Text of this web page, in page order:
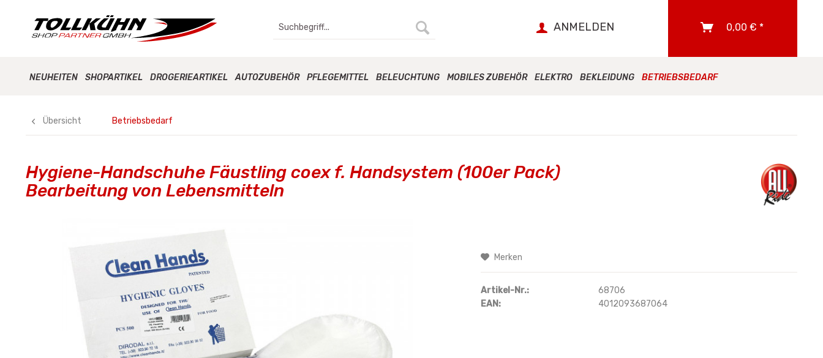
ANMELDEN 0,00 € *
NEUHEITEN SHOPARTIKEL DROGERIEARTIKEL AUTOZUBEHÖR PFLEGEMITTEL BELEUCHTUNG MOBILES ZUBEHÖR ELEKTRO BEKLEIDUNG BETRIEBSBEDARF
Übersicht Betriebsbedarf
Hygiene-Handschuhe Fäustling coex f. Handsystem (100er Pack)
Bearbeitung von Lebensmitteln
Merken
Artikel-Nr.:
68706
EAN:
4012093687064